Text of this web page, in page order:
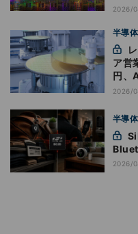
2026/
半導体
ア営
円、
2026/
半導体
2026/